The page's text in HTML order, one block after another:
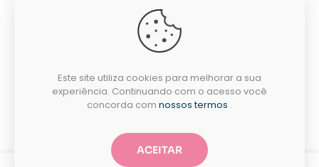
GACEP SERVICOS E COMERCIO DE INFORMATICA E
PAPELARIA EIRELI - CNPJ: 35.581.130/0001-40
Este site utiliza cookies para melhorar a sua
experiência. Continuando com o acesso você
concorda com nossos termos .
ACEITAR